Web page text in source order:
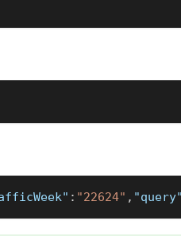
: "22624" ,